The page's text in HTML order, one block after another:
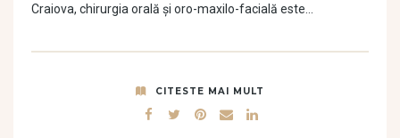
Craiova, chirurgia orală și oro-maxilo-facială este…
CITESTE MAI MULT